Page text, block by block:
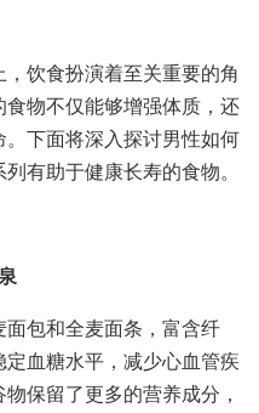
饮食扮演着至关重要的角
物不仅能够增强体质，还
下面将深入探讨男性如何
有助于健康长寿的食物。
包和全麦面条，富含纤
血糖水平，减少心血管疾
保留了更多的营养成分，